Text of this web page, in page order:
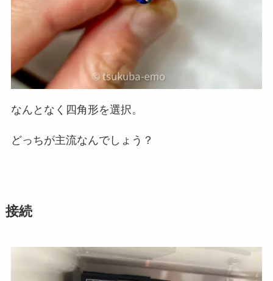
なんとなく四角形を選択。
どっちが主流なんでしょう？
接続